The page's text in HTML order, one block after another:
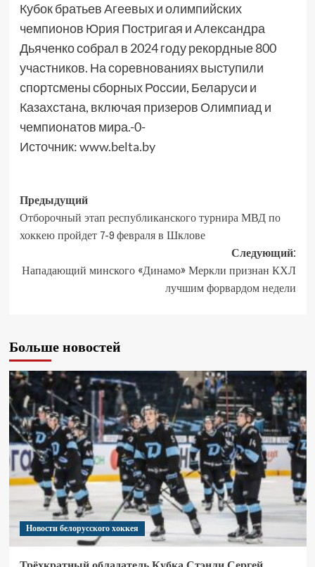
Кубок братьев Агеевых и олимпийских
чемпионов Юрия Постригая и Александра
Дьяченко собрал в 2024 году рекордные 800
участников. На соревнованиях выступили
спортсмены сборных России, Беларуси и
Казахстана, включая призеров Олимпиад и
чемпионатов мира.-0-
Источник:www.belta.by
Предыдущий
Отборочный этап республиканского турнира МВД по
хоккею пройдет 7-9 февраля в Шклове
Следующий:
Нападающий минского «Динамо» Меркли признан КХЛ
лучшим форвардом недели
Больше новостей
Новости белорусского хоккея